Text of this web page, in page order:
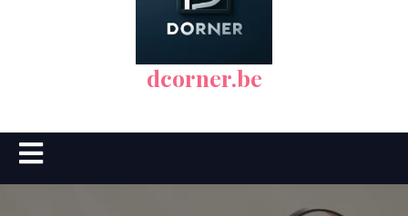
dcorner.be
Open
Button